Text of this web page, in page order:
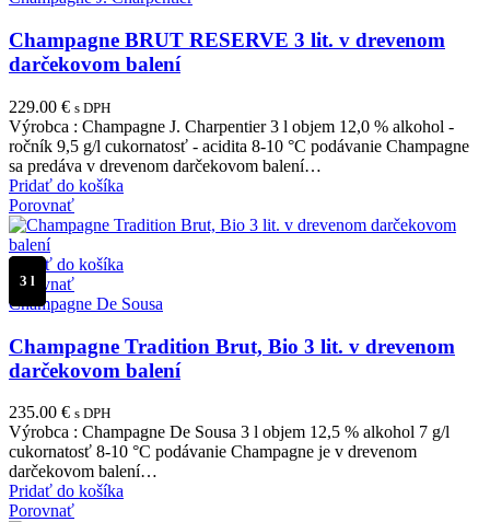
Champagne BRUT RESERVE 3 lit. v drevenom
darčekovom balení
229.00 € s DPH
Výrobca : Champagne J. Charpentier 3 l objem 12,0 % alkohol -
ročník 9,5 g/l cukornatosť - acidita 8-10 °C podávanie Champagne
sa predáva v drevenom darčekovom balení…
Pridať do košíka
Porovnať
Pridať do košíka
Porovnať
Champagne De Sousa
Champagne Tradition Brut, Bio 3 lit. v drevenom
darčekovom balení
235.00 € s DPH
3 l
Výrobca : Champagne De Sousa 3 l objem 12,5 % alkohol 7 g/l
cukornatosť 8-10 °C podávanie Champagne je v drevenom
darčekovom balení…
Pridať do košíka
Porovnať